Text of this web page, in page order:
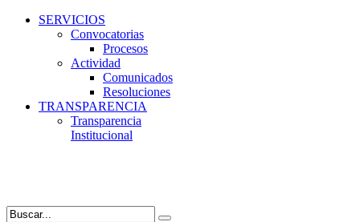
SERVICIOS
Convocatorias
Procesos
Actividad
Comunicados
Resoluciones
TRANSPARENCIA
Transparencia
Institucional